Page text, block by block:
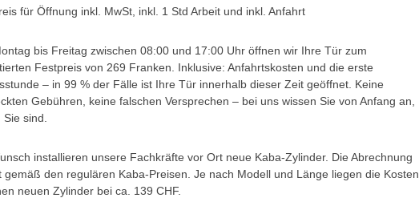
für Öffnung inkl. MwSt, inkl. 1 Std Arbeit und inkl. Anfahrt
bis Freitag zwischen 08:00 und 17:00 Uhr öffnen wir Ihre Tür zum
Festpreis von 269 Franken. Inklusive: Anfahrtskosten und die erste
– in 99 % der Fälle ist Ihre Tür innerhalb dieser Zeit geöffnet. Keine
Gebühren, keine falschen Versprechen – bei uns wissen Sie von Anfang an,
sind.
installieren unsere Fachkräfte vor Ort neue Kaba-Zylinder. Die Abrechnung
gemäß den regulären Kaba-Preisen. Je nach Modell und Länge liegen die Kosten
neuen Zylinder bei ca. 139 CHF.